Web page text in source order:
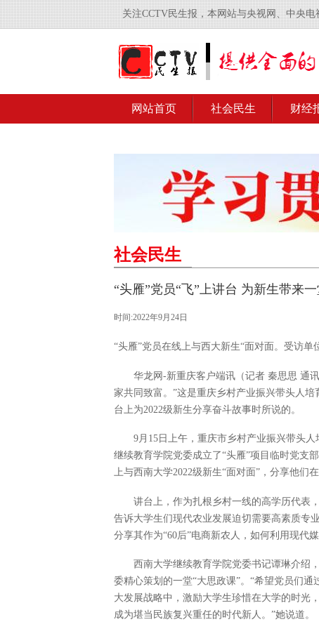
关注CCTV民生报，本网站与央视网、中央电
网站首页 社会民生 财经
社会民生
“头雁”党员“飞”上讲台 为新生带来
时间:2022年9月24日
“头雁”党员在线上与西大新生“面对面。受访单
华龙网-新重庆客户端讯（记者 秦思思 通
家共同致富。”这是重庆乡村产业振兴带头人
台上为2022级新生分享奋斗故事时所说的。
9月15日上午，重庆市乡村产业振兴带头
继续教育学院党委成立了“头雁”项目临时党支
上与西南大学2022级新生“面对面”，分享他们
讲台上，作为扎根乡村一线的高学历代表
告诉大学生们现代农业发展迫切需要高素质专
分享其作为“60后”电商新农人，如何利用现代
西南大学继续教育学院党委书记谭琳介绍
委精心策划的一堂“大思政课”。“希望党员们
大发展战略中，激励大学生珍惜在大学的时光
成为堪当民族复兴重任的时代新人。”她说道。